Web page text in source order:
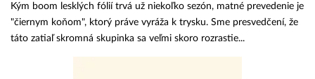
Kým boom lesklých fólií trvá už niekoľko sezón, matné prevedenie je
"čiernym koňom", ktorý práve vyráža k trysku. Sme presvedčení, že
táto zatiaľ skromná skupinka sa veľmi skoro rozrastie...